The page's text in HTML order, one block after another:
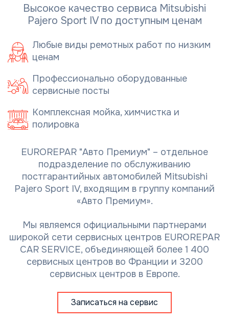
Высокое качество сервиса Mitsubishi
Pajero Sport IV по доступным ценам
Любые виды ремотных работ по низким
ценам
Профессионально оборудованные
сервисные посты
Комплексная мойка, химчистка и
полировка
EUROREPAR "Авто Премиум" – отдельное
подразделение по обслуживанию
постгарантийных автомобилей Mitsubishi
Pajero Sport IV, входящим в группу компаний
«Авто Премиум».
Мы являемся официальными партнерами
широкой сети сервисных центров EUROREPAR
CAR SERVICE, объединяющей более 1 400
сервисных центров во Франции и 3200
сервисных центров в Европе.
Записаться на сервис